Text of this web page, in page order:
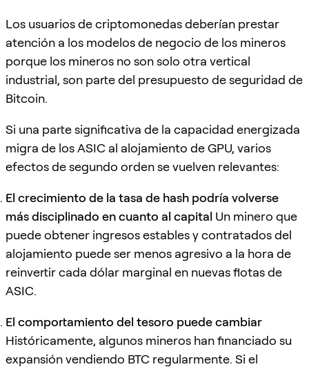
Los usuarios de criptomonedas deberían prestar
atención a los modelos de negocio de los mineros
porque los mineros no son solo otra vertical
industrial, son parte del presupuesto de seguridad de
Bitcoin.
Si una parte significativa de la capacidad energizada
migra de los ASIC al alojamiento de GPU, varios
efectos de segundo orden se vuelven relevantes:
El crecimiento de la tasa de hash podría volverse
más disciplinado en cuanto al capital Un minero que
puede obtener ingresos estables y contratados del
alojamiento puede ser menos agresivo a la hora de
reinvertir cada dólar marginal en nuevas flotas de
ASIC.
El comportamiento del tesoro puede cambiar
Históricamente, algunos mineros han financiado su
expansión vendiendo BTC regularmente. Si el